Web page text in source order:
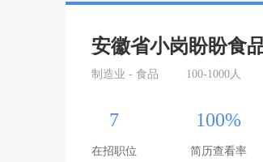
安徽省小岗盼盼食
制造业 - 食品 100-1000人
7
在招职位
100%
简历查看率